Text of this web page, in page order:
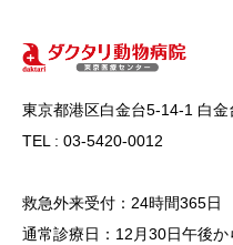
東京都港区白金台5-14-1 白
TEL : 03-5420-0012
救急外来受付：24時間365日
通常診療日：12月30日午後